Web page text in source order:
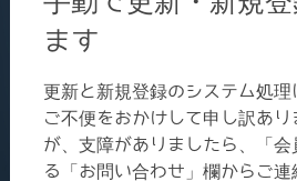
ます
更新と新規登録のシステム処理
ご不便をおかけして申し訳あ
が、支障がありましたら、「
る「お問い合わせ」欄からご連